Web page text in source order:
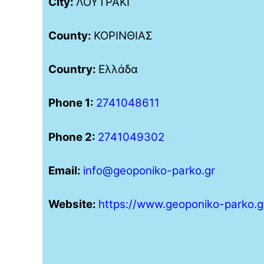
County: ΚΟΡΙΝΘΙΑΣ
Country: Ελλάδα
Phone 1: 2741048611
Phone 2: 2741049302
Email: info@geoponiko-parko.gr
Website: https://www.geoponiko-